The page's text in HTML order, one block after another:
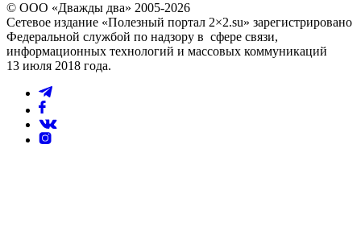
© ООО «Дважды два» 2005-2026
Сетевое издание «Полезный портал 2×2.su» зарегистрировано
Федеральной службой по надзору в сфере связи,
информационных технологий и массовых коммуникаций
13 июля 2018 года.